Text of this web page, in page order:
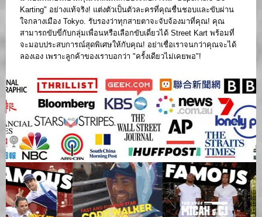
Karting" อย่างแท้จริง! แต่งตัวเป็นตัวละครที่คุณชื่นชอบและขับผ่าน
ใจกลางเมือง Tokyo. รับรองว่าทุกสายตาจะจับจ้องมาที่คุณ! คุณ
สามารถขับขี่กับกลุ่มเพื่อนหรือเลือกขับเดี่ยวได้ Street Kart พร้อมที่
จะมอบประสบการณ์สุดพิเศษให้กับคุณ! อย่าเชื่อเราจนกว่าคุณจะได้
ลองเอง เพราะลูกค้าของเราบอกว่า "ครั้งเดียวไม่เคยพอ"!